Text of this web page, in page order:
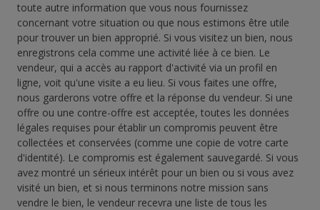
toute autre information que vous nous fournissez
concernant votre situation ou que nous estimons être utile
pour trouver un bien approprié. Si vous visitez un bien, nous
enregistrons cela comme une activité liée à ce bien. Le
vendeur, qui a accès au rapport d'activité via un profil en
ligne, voit qu'une visite a eu lieu. Si vous faites une offre,
nous garderons votre offre et la réponse du vendeur. Si une
offre ou une contre-offre est acceptée, toutes les données
légales requises pour établir un compromis peuvent être
collectées et conservées (comme une copie de votre carte
d'identité). Le compromis est également sauvegardé. Si vous
avez montré un sérieux intérêt pour un bien ou si vous avez
visité un bien, et si nous terminons notre mission sans
vendre le bien, le vendeur recevra une liste de tous les